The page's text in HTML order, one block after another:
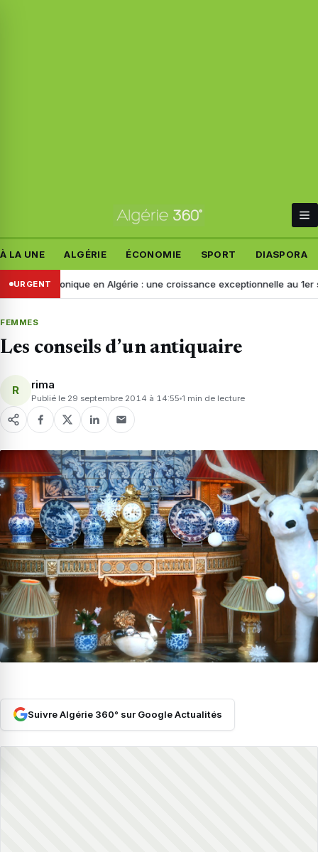
À LA UNE ALGÉRIE ÉCONOMIE SPORT DIASPORA
URGENT
électronique en Algérie : une croissance exceptionnelle au 1er
FEMMES
Les conseils d’un antiquaire
R rima
Publié le 29 septembre 2014 à 14:55 1 min de lecture
Suivre Algérie 360° sur Google Actualités